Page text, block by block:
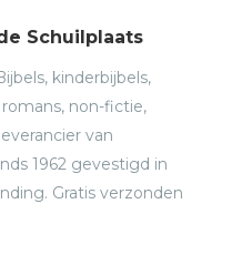
Schuilplaats
kinderbijbels,
non-fictie,
van
1962 gevestigd in
Gratis verzonden